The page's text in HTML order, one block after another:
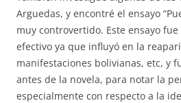
Arguedas, y encontré el ensayo
muy controvertido. Este ensayo
efectivo ya que influyó en la
manifestaciones bolivianas, etc, y
antes de la novela, para notar la
especialmente con respecto a la